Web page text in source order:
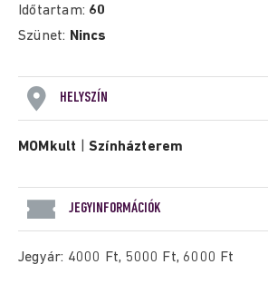
Időtartam: 60
Szünet: Nincs
HELYSZÍN
MOMkult |Színházterem
JEGYINFORMÁCIÓK
Jegyár: 4000 Ft, 5000 Ft, 6000 Ft